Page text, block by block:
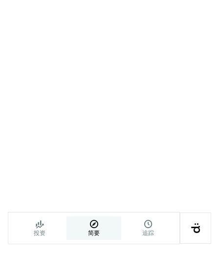

投资

简要

追踪 